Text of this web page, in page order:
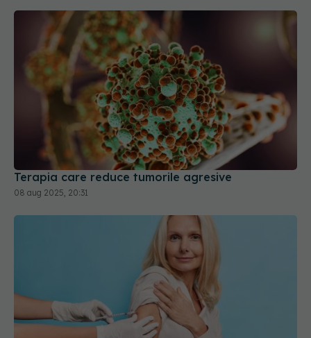
Terapia care reduce tumorile agresive
08 aug 2025, 20:31